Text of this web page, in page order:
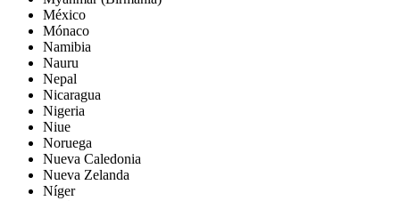
México
Mónaco
Namibia
Nauru
Nepal
Nicaragua
Nigeria
Niue
Noruega
Nueva Caledonia
Nueva Zelanda
Níger